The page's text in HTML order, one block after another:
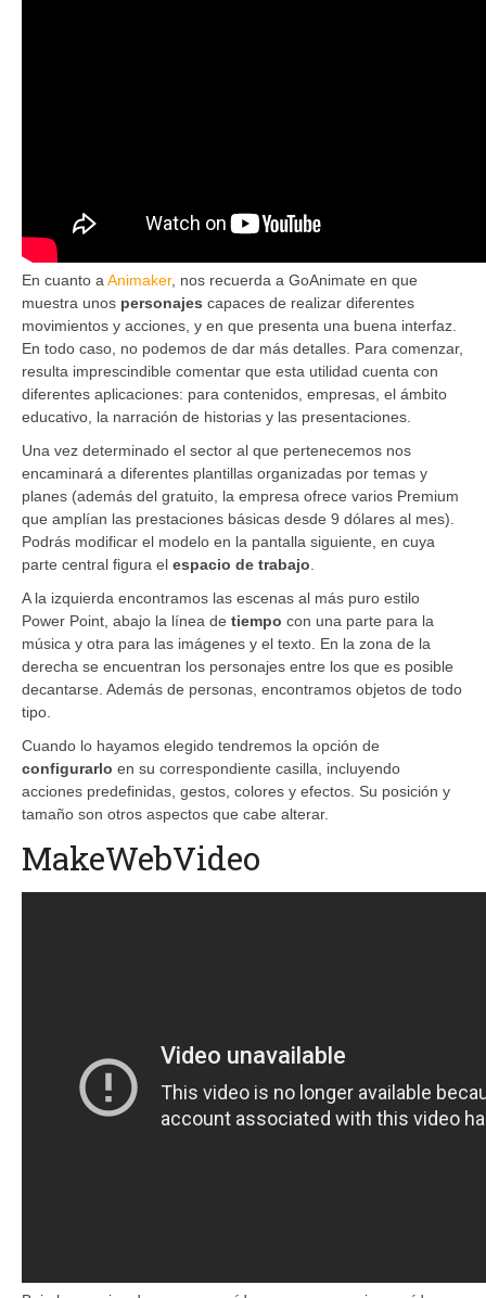
En cuanto a Animaker, nos recuerda a GoAnimate en que
muestra unos personajes capaces de realizar diferentes
movimientos y acciones, y en que presenta una buena interfaz.
En todo caso, no podemos de dar más detalles. Para comenzar,
resulta imprescindible comentar que esta utilidad cuenta con
diferentes aplicaciones: para contenidos, empresas, el ámbito
educativo, la narración de historias y las presentaciones.
Una vez determinado el sector al que pertenecemos nos
encaminará a diferentes plantillas organizadas por temas y
planes (además del gratuito, la empresa ofrece varios Premium
que amplían las prestaciones básicas desde 9 dólares al mes).
Podrás modificar el modelo en la pantalla siguiente, en cuya
parte central figura el espacio de trabajo
A la izquierda encontramos las escenas al más puro estilo
Power Point, abajo la línea de tiempo con una parte para la
música y otra para las imágenes y el texto. En la zona de la
derecha se encuentran los personajes entre los que es posible
decantarse. Además de personas, encontramos objetos de todo
tipo.
Cuando lo hayamos elegido tendremos la opción de
configurarlo en su correspondiente casilla, incluyendo
acciones predefinidas, gestos, colores y efectos. Su posición y
tamaño son otros aspectos que cabe alterar.
MakeWebVideo